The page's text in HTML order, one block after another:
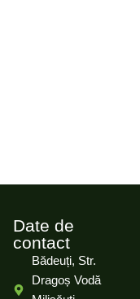
Date de
contact
Bădeuți, Str.
Dragoș Vodă